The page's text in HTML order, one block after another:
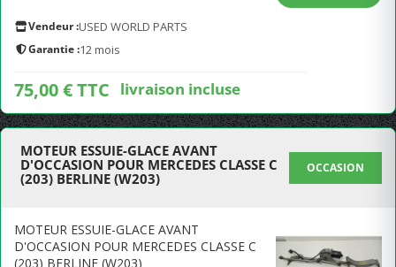
Vendeur :USED WORLD PARTS
Garantie :12 mois
75,00 € TTC livraison incluse
MOTEUR ESSUIE-GLACE AVANT
D'OCCASION POUR MERCEDES CLASSE C
(203) BERLINE (W203)
OCCASION
MOTEUR ESSUIE-GLACE AVANT
D'OCCASION POUR MERCEDES CLASSE C
(203) BERLINE (W203)